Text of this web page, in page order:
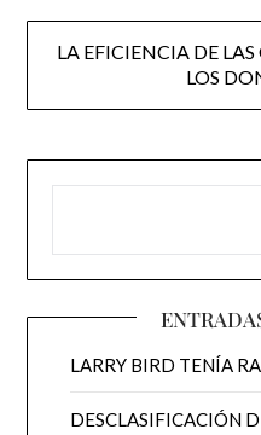
LA EFICIENCIA DE
LOS
LARRY BIRD TENÍA
DESCLASIFICACIÓN